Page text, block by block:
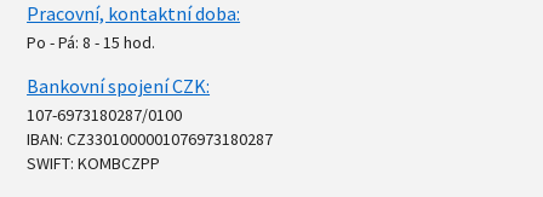
Pracovní, kontaktní doba:
Po - Pá: 8 - 15 hod.
Bankovní spojení CZK:
107-6973180287/0100
IBAN: CZ3301000001076973180287
SWIFT: KOMBCZPP